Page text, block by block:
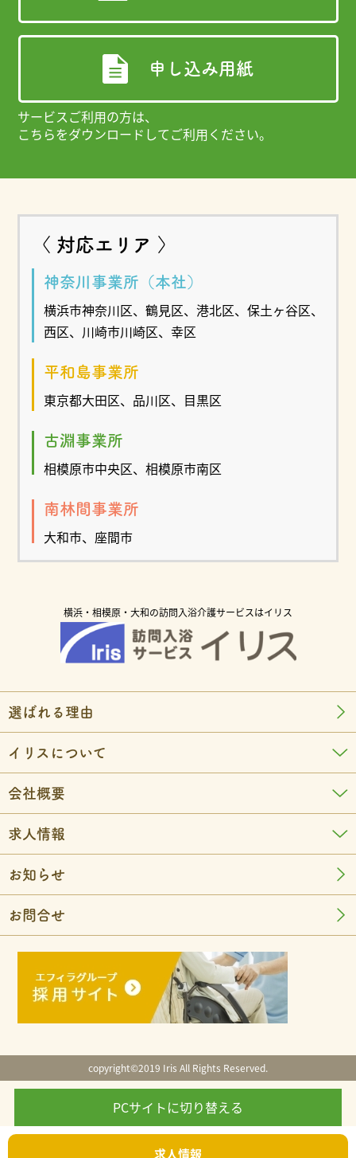
求人情報
申し込み用紙
サービスご利用の方は、
こちらをダウンロードしてご利用ください。
〈 対応エリア 〉
神奈川事業所（本社）
横浜市神奈川区、鶴見区、港北区、保土ヶ谷区、
西区、川崎市川崎区、幸区
平和島事業所
東京都大田区、品川区、目黒区
古淵事業所
相模原市中央区、相模原市南区
南林間事業所
大和市、座間市
横浜・相模原・大和の訪問入浴介護サービスはイリス
選ばれる理由
イリスについて
会社概要
求人情報
お知らせ
お問合せ
copyright©2019 Iris All Rights Reserved.
PCサイトに切り替える